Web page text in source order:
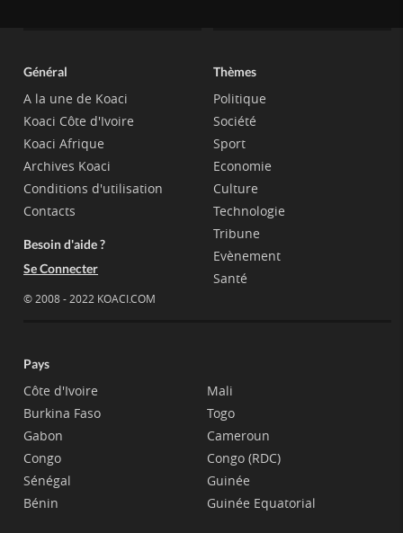
Général
A la une de Koaci
Koaci Côte d'Ivoire
Koaci Afrique
Archives Koaci
Conditions d'utilisation
Contacts
Besoin d'aide ?
Se Connecter
© 2008 - 2022 KOACI.COM
Thèmes
Politique
Société
Sport
Economie
Culture
Technologie
Tribune
Evènement
Santé
Pays
Côte d'Ivoire
Burkina Faso
Gabon
Congo
Sénégal
Bénin
Mali
Togo
Cameroun
Congo (RDC)
Guinée
Guinée Equatorial